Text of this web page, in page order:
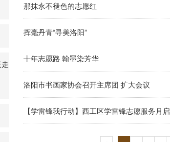
那抹永不褪色的志愿红
挥毫丹青“寻美洛阳”
十年志愿路 翰墨染芳华
洛阳市书画家协会召开主席团 扩大会议
【学雷锋我行动】西工区学雷锋志愿服务月